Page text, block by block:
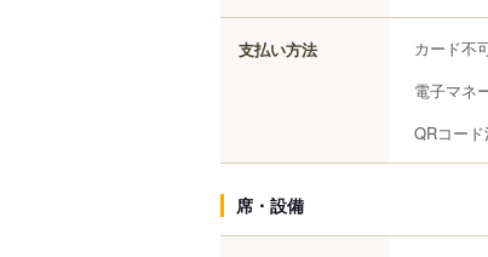
支払い方法
カード不
電子マネ
QRコー
席・設備